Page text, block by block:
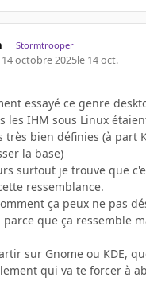
Stormtrooper
14 octobre 2025le 14 oct.
essayé ce genre
les IHM sous Linux
très bien définies (à part
la base)
surtout je trouve que
ressemblance.
ça peux ne pas
que ça ressemble
sur Gnome ou KDE,
qui va te forcer à